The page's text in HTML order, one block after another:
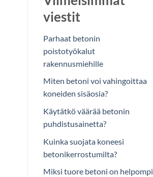
viestit
Parhaat betonin
poistotyökalut
rakennusmiehille
Miten betoni voi vahingoittaa
koneiden sisäosia?
Käytätkö väärää betonin
puhdistusainetta?
Kuinka suojata koneesi
betonikerrostumilta?
Miksi tuore betoni on helpompi